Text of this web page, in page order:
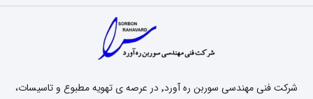
شرکت فنی مهندسی سوربن ره آورد٬ در عرصه ی تهویه مطبوع و تاسیسات،